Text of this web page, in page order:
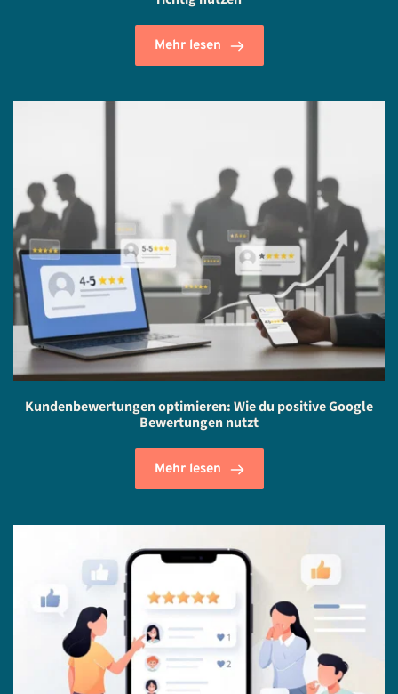
Mehr lesen
Kundenbewertungen optimieren: Wie du positive Google
Bewertungen nutzt
Mehr lesen